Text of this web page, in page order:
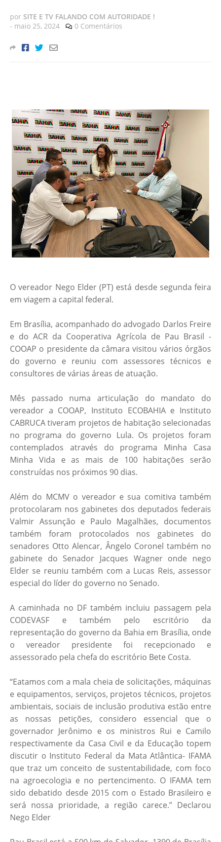
por SITE E TV FALANDO COM AUTORIDADE !
- maio 25, 2024 0 Comentários
O vereador Nego Elder (PT) está desde segunda feira
em viagem a capital federal.
Em Brasília, acompanhado do advogado Darlos Freire
e do ACR da Cooperativa Agrícola de Pau Brasil -
COOAP o presidente da câmara visitou vários órgãos
do governo e reuniu com assessores técnicos e
consultores de várias áreas de atuação.
Mês passado numa articulação do mandato do
vereador a COOAP, Instituto ECOBAHIA e Instituto
CABRUCA tiveram projetos de habitação selecionadas
no programa do governo Lula. Os projetos foram
contemplados através do programa Minha Casa
Minha Vida e as mais de 100 habitações serão
construídas nos próximos 90 dias.
Além do MCMV o vereador e sua comitiva também
protocolaram nos gabinetes dos deputados federais
Valmir Assunção e Paulo Magalhães, documentos
também foram protocolados nos gabinetes do
senadores Otto Alencar, Ângelo Coronel também no
gabinete do Senador Jacques Wagner onde nego
Elder se reuniu também com a Lucas Reis, assessor
especial do líder do governo no Senado.
A caminhada no DF também incluiu passagem pela
CODEVASF e também pelo escritório da
representação do governo da Bahia em Brasília, onde
o vereador presidente foi recepcionado e
assessorado pela chefa do escritório Bete Costa.
“Eatamos com a mala cheia de solicitações, máquinas
e equipamentos, serviços, projetos técnicos, projetos
ambientais, sociais de inclusão produtiva estão entre
as nossas petições, considero essencial que o
governador Jerônimo e os ministros Rui e Camilo
respectivamente da Casa Civil e da Educação topem
discutir o Instituto Federal da Mata Atlântica- IFAMA
que traz um conceito de sustentabilidade, com foco
na agroecologia e no pertencimento. O IFAMA tem
sido debatido desde 2015 com o Estado Brasileiro e
será nossa prioridade, a região carece.” Declarou
Nego Elder